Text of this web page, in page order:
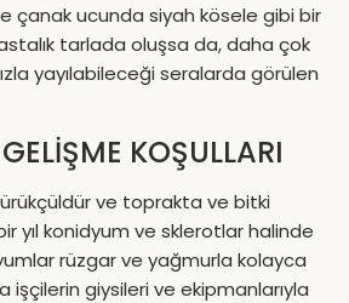
çanak ucunda siyah kösele gibi bir
tarlada oluşsa da, daha çok
yayılabileceği seralarda görülen
KOŞULLARI
ve toprakta ve bitki
yıl konidyum ve sklerotlar halinde
rüzgar ve yağmurla kolayca
işçilerin giysileri ve ekipmanlarıyla